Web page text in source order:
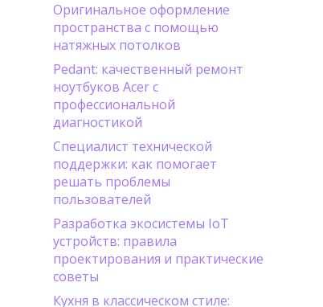
Оригинальное оформление
пространства с помощью
натяжных потолков
Pedant: качественный ремонт
ноутбуков Acer с
профессиональной
диагностикой
Специалист технической
поддержки: как помогает
решать проблемы
пользователей
Разработка экосистемы IoT
устройств: правила
проектирования и практические
советы
Кухня в классическом стиле: